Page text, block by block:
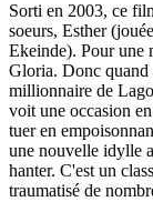
Sorti en 2003, ce
soeurs, Esther
Ekeinde). Pour une
Gloria. Donc quand
millionnaire de
voit une occasion
tuer en
une nouvelle idylle
hanter. C'est un
traumatisé de